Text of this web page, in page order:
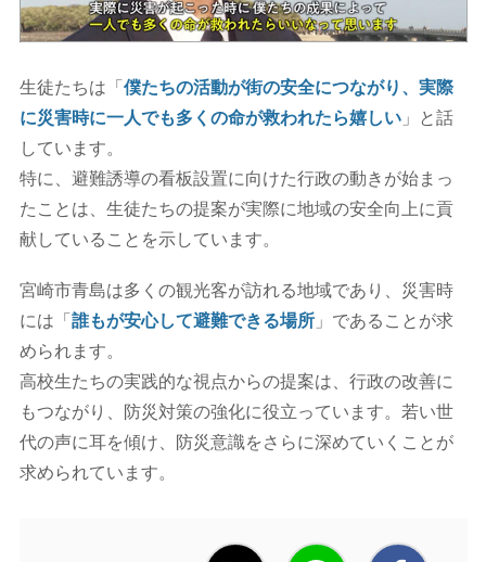
生徒たちは「僕たちの活動が街の安全につながり、実際
に災害時に一人でも多くの命が救われたら嬉しい」と話
しています。
特に、避難誘導の看板設置に向けた行政の動きが始まっ
たことは、生徒たちの提案が実際に地域の安全向上に貢
献していることを示しています。
宮崎市青島は多くの観光客が訪れる地域であり、災害時
には「誰もが安心して避難できる場所」であることが求
められます。
高校生たちの実践的な視点からの提案は、行政の改善に
もつながり、防災対策の強化に役立っています。若い世
代の声に耳を傾け、防災意識をさらに深めていくことが
求められています。